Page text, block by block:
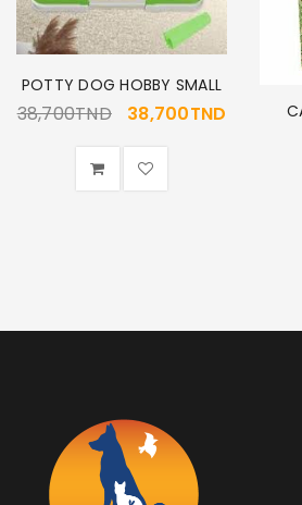
POTTY DOG HOBBY SMALL
38,700TND 38,700TND